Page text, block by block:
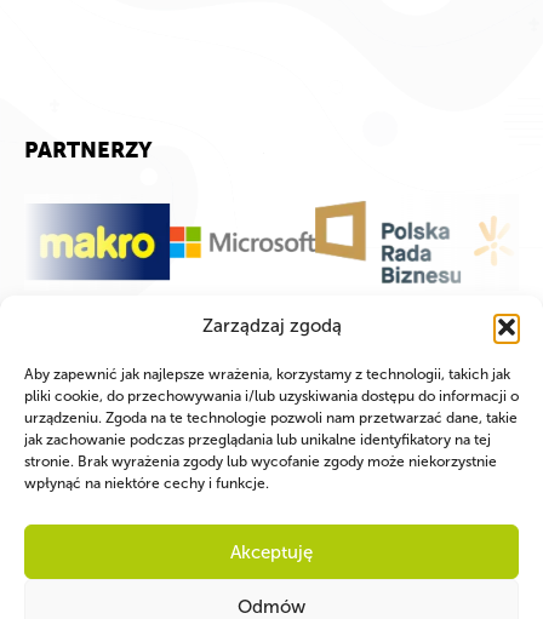
Zarządzaj zgodą
Aby zapewnić jak najlepsze wrażenia, korzystamy z technologii, takich jak
pliki cookie, do przechowywania i/lub uzyskiwania dostępu do informacji o
urządzeniu. Zgoda na te technologie pozwoli nam przetwarzać dane, takie
jak zachowanie podczas przeglądania lub unikalne identyfikatory na tej
stronie. Brak wyrażenia zgody lub wycofanie zgody może niekorzystnie
wpłynąć na niektóre cechy i funkcje.
Akceptuję
Odmów
PARTNERZY